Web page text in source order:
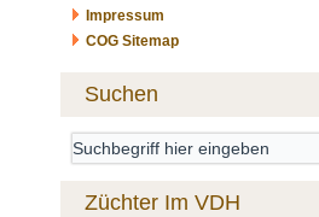
Impressum
COG Sitemap
Suchen
Züchter Im VDH